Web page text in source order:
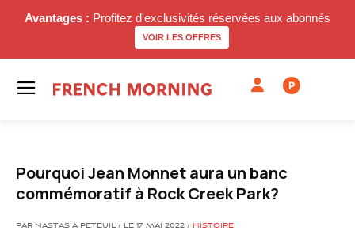
Avantages : Profitez d'exclusivités réservées aux abonnés
VOIR LES OFFRES
P
Pourquoi Jean Monnet aura un banc
commémoratif à Rock Creek Park?
PAR NASTASIA PETEUIL / LE 17 MAI 2022 / HISTOIRE